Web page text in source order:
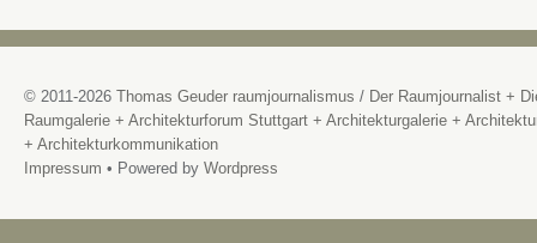
© 2011-2026 Thomas Geuder raumjournalismus / Der Raumjournalist +
Raumgalerie + Architekturforum Stuttgart + Architekturgalerie +
+ Architekturkommunikation
Impressum • Powered by Wordpress